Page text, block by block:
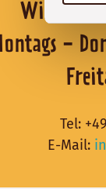
sind
-
Tel:
E-Mail: